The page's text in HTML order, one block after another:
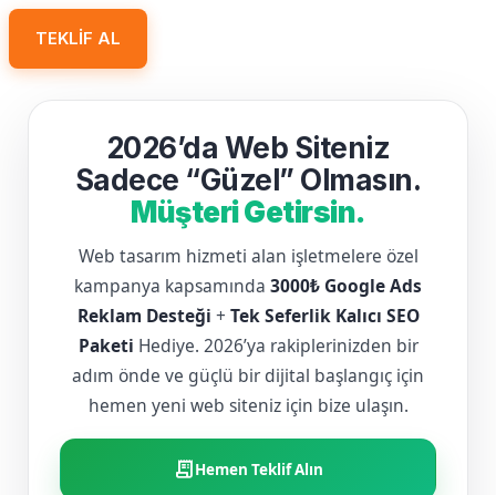
TEKLIF AL
2026’da Web Siteniz
Sadece “Güzel” Olmasın.
Müşteri Getirsin.
Web tasarım hizmeti alan işletmelere özel
kampanya kapsamında 3000₺ Google Ads
Reklam Desteği + Tek Seferlik Kalıcı SEO
Paketi Hediye. 2026’ya rakiplerinizden bir
adım önde ve güçlü bir dijital başlangıç için
hemen yeni web siteniz için bize ulaşın.
receipt_longHemen Teklif Alın